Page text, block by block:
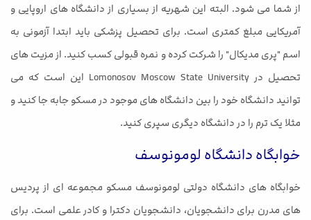
از شما می شود. البته این شهریه از بسیاری از دانشگاه های اروپایی و
آمریکایی مبلغ کمتری است. برای تحصیل پزشکی باید ابتدا آزمونی به
اسم "پری مدیکال" را شرکت کرده و نمره قبولی کسب کنید. از مزیت های
تحصیل در Lomonosov Moscow State University این است که می
توانید دانشگاه خود را بین دانشگاه های موجود در مسکو جابه جا کنید و
مثلا یک ترم را در دانشگاه دیگری سپری کنید.
خوابگاه دانشگاه لومونوسف
خوابگاه های دانشگاه دولتی لومونوسف مسکو مجموعه ای از پردیس
های مدرن برای دانشجویان، دانشجویان دکترا و کادر علمی است. برای